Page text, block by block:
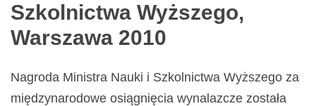
Szkolnictwa Wyższego,
Warszawa 2010
Nagroda Ministra Nauki i Szkolnictwa Wyższego za
międzynarodowe osiągnięcia wynalazcze została